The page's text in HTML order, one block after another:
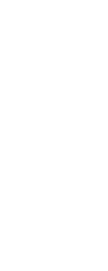
ಪ್ರಕಟ; ಈ ದಿನದಂದು ಭಾರತ-